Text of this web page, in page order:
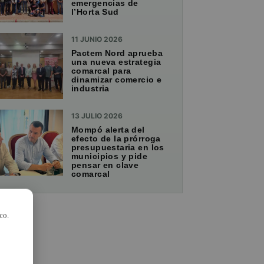
emergencias de
l’Horta Sud
11 JUNIO 2026
Pactem Nord aprueba
una nueva estrategia
comarcal para
dinamizar comercio e
industria
13 JULIO 2026
Mompó alerta del
efecto de la prórroga
presupuestaria en los
municipios y pide
pensar en clave
comarcal